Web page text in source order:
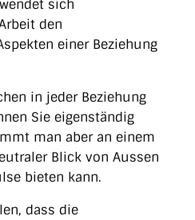
sich
den
einer Beziehung
in jeder Beziehung
Sie eigenständig
man aber an einem
Blick von Aussen
bieten kann.
dass die